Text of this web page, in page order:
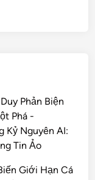
Phản Biện
Phá -
Kỷ Nguyên AI:
Tin Ảo
Giới Hạn Cá